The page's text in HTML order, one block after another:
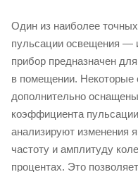
Один из наиболее
пульсации освещения —
прибор предназначен
в помещении.
дополнительно
коэффициента
анализируют изменения
частоту и амплитуду
процентах. Это